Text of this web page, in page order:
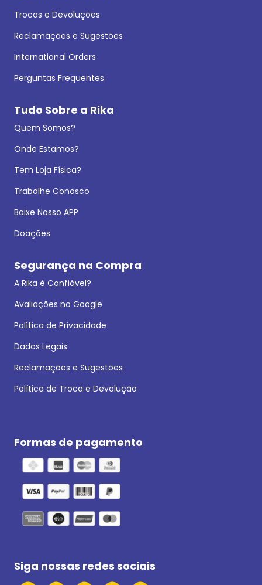
Trocas e Devoluções
Reclamações e Sugestões
International Orders
Perguntas Frequentes
Tudo Sobre a Rika
Quem Somos?
Onde Estamos?
Tem Loja Física?
Trabalhe Conosco
Baixe Nosso APP
Doações
Segurança na Compra
A Rika é Confiável?
Avaliações no Google
Política de Privacidade
Dados Legais
Reclamações e Sugestões
Política de Troca e Devolução
Formas de pagamento
Siga nossas redes sociais